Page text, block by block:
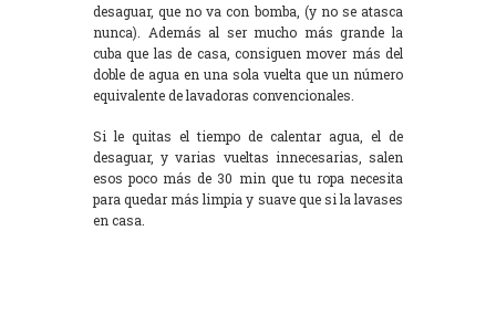
desaguar, que no va con bomba, (y no se atasca
nunca). Además al ser mucho más grande la
cuba que las de casa, consiguen mover más del
doble de agua en una sola vuelta que un número
equivalente de lavadoras convencionales.
Si le quitas el tiempo de calentar agua, el de
desaguar, y varias vueltas innecesarias, salen
esos poco más de 30 min que tu ropa necesita
para quedar más limpia y suave que si la lavases
en casa.